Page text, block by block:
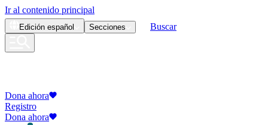
Ir al contenido principal
Edición español Secciones Buscar
Dona ahora
Registro
Dona ahora